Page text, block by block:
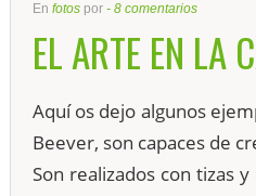
En fotos por - 8 comentarios
EL ARTE EN LA
Aquíos dejo algunos
Beever, son capaces de
Son realizados con tizas